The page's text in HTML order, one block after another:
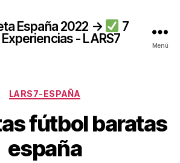
España 2022 →
7
- LARS7
Menú
Categorías
LARS7-ESPAÑA
fútbol baratas
españa